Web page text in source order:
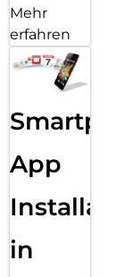
Mehr
erfahren
App
in